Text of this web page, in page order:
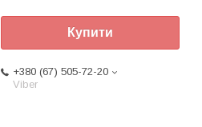
Купити
+380 (67) 505-72-20
Viber